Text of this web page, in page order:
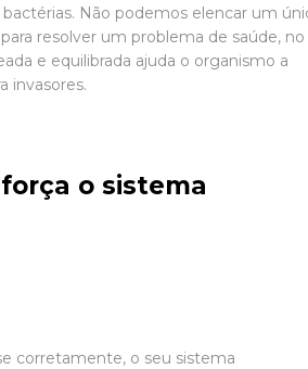
Não podemos elencar um
resolver um problema de saúde, no
e equilibrada ajuda o organismo a
invasores.
o sistema
corretamente, o seu sistema